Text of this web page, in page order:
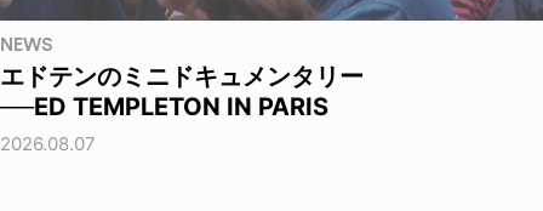
NEWS
エドテンのミニドキュメンタリー
──ED TEMPLETON IN PARIS
2026.08.07